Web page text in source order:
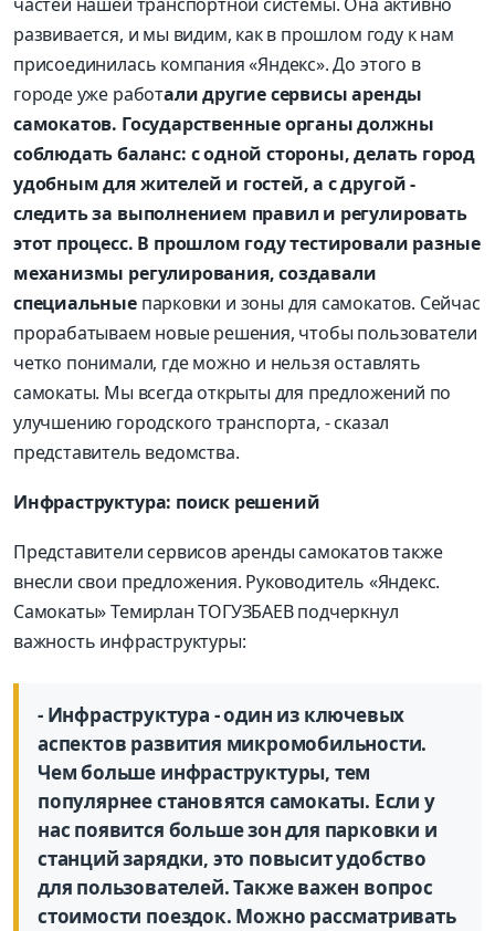
развивается, и мы видим, как в прошлом году к нам
присоединилась компания «Яндекс». До этого в
городе уже работали другие сервисы аренды
самокатов. Государственные органы должны
соблюдать баланс: с одной стороны, делать город
удобным для жителей и гостей, а с другой -
следить за выполнением правил и регулировать
этот процесс. В прошлом году тестировали разные
механизмы регулирования, создавали
специальныепарковки и зоны для самокатов. Сейчас
прорабатываем новые решения, чтобы пользователи
четко понимали, где можно и нельзя оставлять
самокаты. Мы всегда открыты для предложений по
улучшению городского транспорта, - сказал
представитель ведомства.
Инфраструктура: поиск решений
Представители сервисов аренды самокатов также
внесли свои предложения. Руководитель «Яндекс.
Самокаты» Темирлан ТОГУЗБАЕВ подчеркнул
важность инфраструктуры:
- Инфраструктура - один из ключевых
аспектов развития микромобильности.
Чем больше инфраструктуры, тем
популярнее становятся самокаты. Если у
нас появится больше зон для парковки и
станций зарядки, это повысит удобство
для пользователей. Также важен вопрос
стоимости поездок. Можно рассматривать